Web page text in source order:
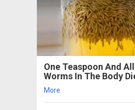
One Teaspoon And
Worms In The Body
More